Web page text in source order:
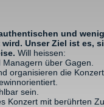
und
Unser Ziel ist es,
Will heissen:
über Gagen.
organisieren die
sein.
Konzert mit berührten